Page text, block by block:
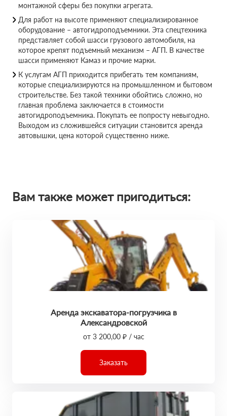
монтажной сферы без покупки агрегата.
Для работ на высоте применяют специализированное
оборудование – автогидроподъемники. Эта спецтехника
представляет собой шасси грузового автомобиля, на
которое крепят подъемный механизм – АГП. В качестве
шасси применяют Камаз и прочие марки.
К услугам АГП приходится прибегать тем компаниям,
которые специализируются на промышленном и бытовом
строительстве. Без такой техники обойтись сложно, но
главная проблема заключается в стоимости
автогидроподъемника. Покупать ее попросту невыгодно.
Выходом из сложившейся ситуации становится аренда
автовышки, цена которой существенно ниже.
Вам также может пригодиться:
Аренда экскаватора-погрузчика в
Александровской
от 3 200,00 ₽ / час
Заказать